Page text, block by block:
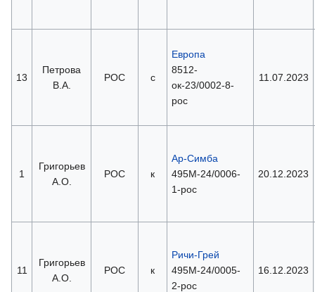
13
Петрова
В.А.
РОС с
Европа
8512-
ок-23/0002-8-
рос
11.07.2023
1
Григорьев
А.О.
РОС к
Ар-Симба
495М-24/0006-
1-рос
20.12.2023
11
Григорьев
А.О.
РОС к
Ричи-Грей
495M-24/0005-
2-poc
16.12.2023